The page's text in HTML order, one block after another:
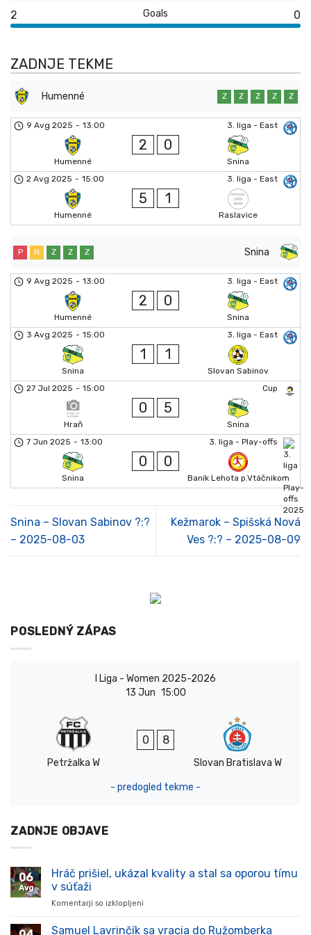
2 Goals 0
ZADNJE TEKME
Humenné Z Z Z Z Z
3. liga - East
9 Avg 2025 - 13:00
Humenné
2 0
Snina
3. liga - East
2 Avg 2025 - 15:00
Humenné
5 1
Raslavice
Snina
P N Z Z Z
3. liga - East
9 Avg 2025 - 13:00
Humenné
2 0
Snina
3. liga - East
3 Avg 2025 - 15:00
Snina
1 1
Slovan Sabinov
Cup
27 Jul 2025 - 15:00
Hraň
0 5
Snina
3. liga - Play-offs
7 Jun 2025 - 13:00
Snina
0 0
Baník Lehota p.Vtáčnikom
Snina – Slovan Sabinov ?:?
– 2025-08-03
Kežmarok – Spišská Nová
Ves ?:? – 2025-08-09
POSLEDNÝ ZÁPAS
I Liga - Women 2025-2026
13 Jun 15:00
Petržalka W
0 8
Slovan Bratislava W
- predogled tekme -
ZADNJE OBJAVE
06
Avg
Hráč prišiel, ukázal kvality a stal sa oporou tímu
v súťaži
Komentarji so izklopljeni
prišiel,
Samuel Lavrinčík sa vracia do Ružomberka